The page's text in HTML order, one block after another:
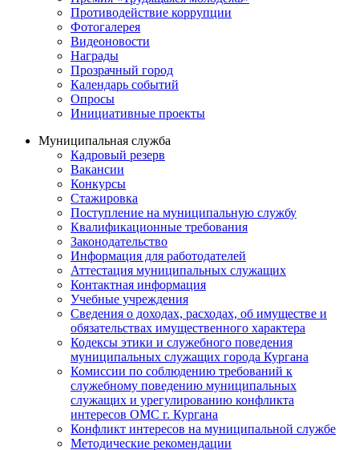
Противодействие коррупции
Фотогалерея
Видеоновости
Награды
Прозрачный город
Календарь событий
Опросы
Инициативные проекты
Муниципальная служба
Кадровый резерв
Вакансии
Конкурсы
Стажировка
Поступление на муниципальную службу
Квалификационные требования
Законодательство
Информация для работодателей
Аттестация муниципальных служащих
Контактная информация
Учебные учреждения
Сведения о доходах, расходах, об имуществе и
обязательствах имущественного характера
Кодексы этики и служебного поведения
муниципальных служащих города Кургана
Комиссии по соблюдению требований к
служебному поведению муниципальных
служащих и урегулированию конфликта
интересов ОМС г. Кургана
Конфликт интересов на муниципальной службе
Методические рекомендации